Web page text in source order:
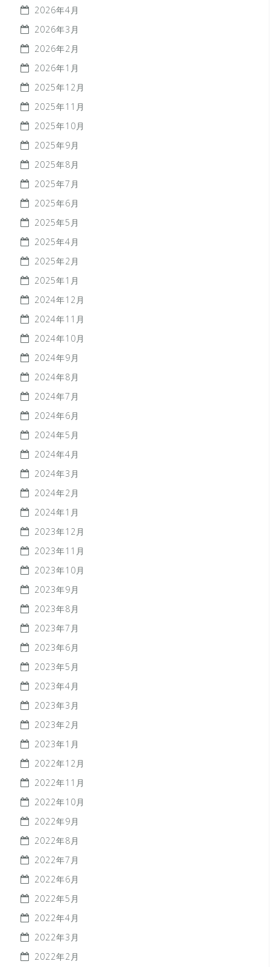
2026年4月
2026年3月
2026年2月
2026年1月
2025年12月
2025年11月
2025年10月
2025年9月
2025年8月
2025年7月
2025年6月
2025年5月
2025年4月
2025年2月
2025年1月
2024年12月
2024年11月
2024年10月
2024年9月
2024年8月
2024年7月
2024年6月
2024年5月
2024年4月
2024年3月
2024年2月
2024年1月
2023年12月
2023年11月
2023年10月
2023年9月
2023年8月
2023年7月
2023年6月
2023年5月
2023年4月
2023年3月
2023年2月
2023年1月
2022年12月
2022年11月
2022年10月
2022年9月
2022年8月
2022年7月
2022年6月
2022年5月
2022年4月
2022年3月
2022年2月